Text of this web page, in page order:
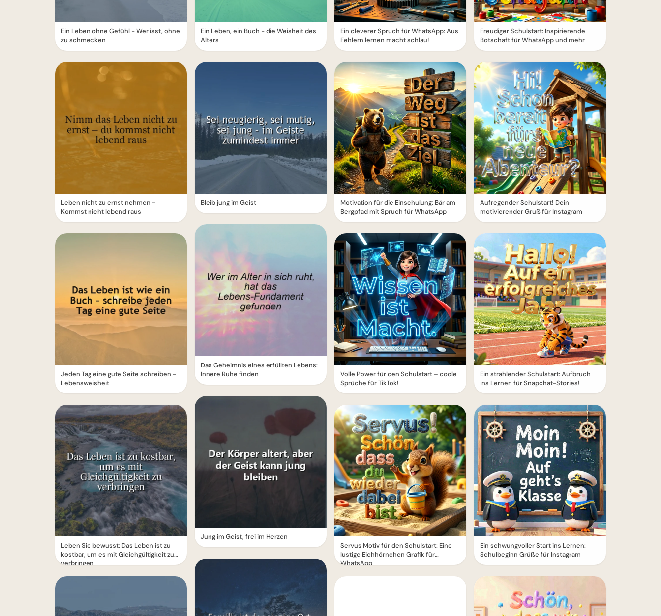
Ein Leben ohne Gefühl - Wer isst, ohne
zu schmecken
Leben nicht zu ernst nehmen -
Kommst nicht lebend raus
Jeden Tag eine gute Seite schreiben -
Lebensweisheit
Leben Sie bewusst: Das Leben ist zu
kostbar, um es mit Gleichgültigkeit zu
verbringen
Ein Leben, ein Buch - die Weisheit des
Alters
Bleib jung im Geist
Das Geheimnis eines erfüllten Lebens:
Innere Ruhe finden
Jung im Geist, frei im Herzen
Ein cleverer Spruch für WhatsApp: Aus
Fehlern lernen macht schlau!
Motivation für die Einschulung: Bär am
Bergpfad mit Spruch für WhatsApp
Volle Power für den Schulstart – coole
Sprüche für TikTok!
Servus Motiv für den Schulstart: Eine
lustige Eichhörnchen Grafik für
WhatsApp
Freudiger Schulstart: Inspirierende
Botschaft für WhatsApp und mehr
Aufregender Schulstart! Dein
motivierender Gruß für Instagram
Ein strahlender Schulstart: Aufbruch
ins Lernen für Snapchat-Stories!
Ein schwungvoller Start ins Lernen:
Schulbeginn Grüße für Instagram